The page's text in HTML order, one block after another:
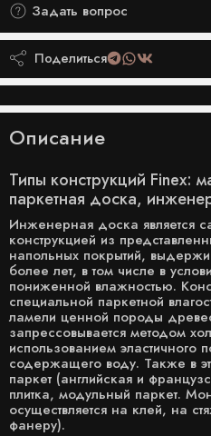
Задать вопрос
Поделиться
Описание
Типы конструкций Finex:
паркетная доска,
Инженерная доска является
конструкцией из
напольных покрытий,
более лет, в том числе в
пониженной влажностью.
специальной паркетной
ламели ценной породы
запрессовывается методом
использованием эластичного
содержащего воду. Также в
паркет (английская и
плитка, модульный паркет.
осуществляется на клей, на
фанеру).